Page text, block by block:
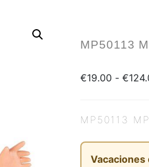
MP50113
€19.00 - €
MP50113
Vacaciones